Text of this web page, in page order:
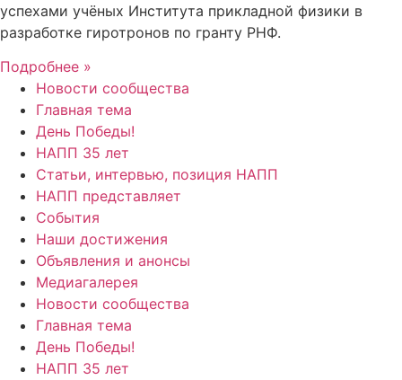
успехами учёных Института прикладной физики в
разработке гиротронов по гранту РНФ.
Подробнее »
Новости сообщества
Главная тема
День Победы!
НАПП 35 лет
Статьи, интервью, позиция НАПП
НАПП представляет
События
Наши достижения
Объявления и анонсы
Медиагалерея
Новости сообщества
Главная тема
День Победы!
НАПП 35 лет